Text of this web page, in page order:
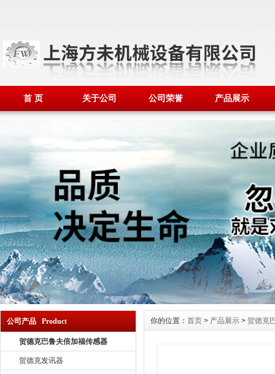
首 页 关于公司 公司荣誉 产品展示
公司产品 Product
贺德克巴鲁夫倍加福传感器
贺德克发讯器
你的位置： 首页 > 产品展示 > 贺德克